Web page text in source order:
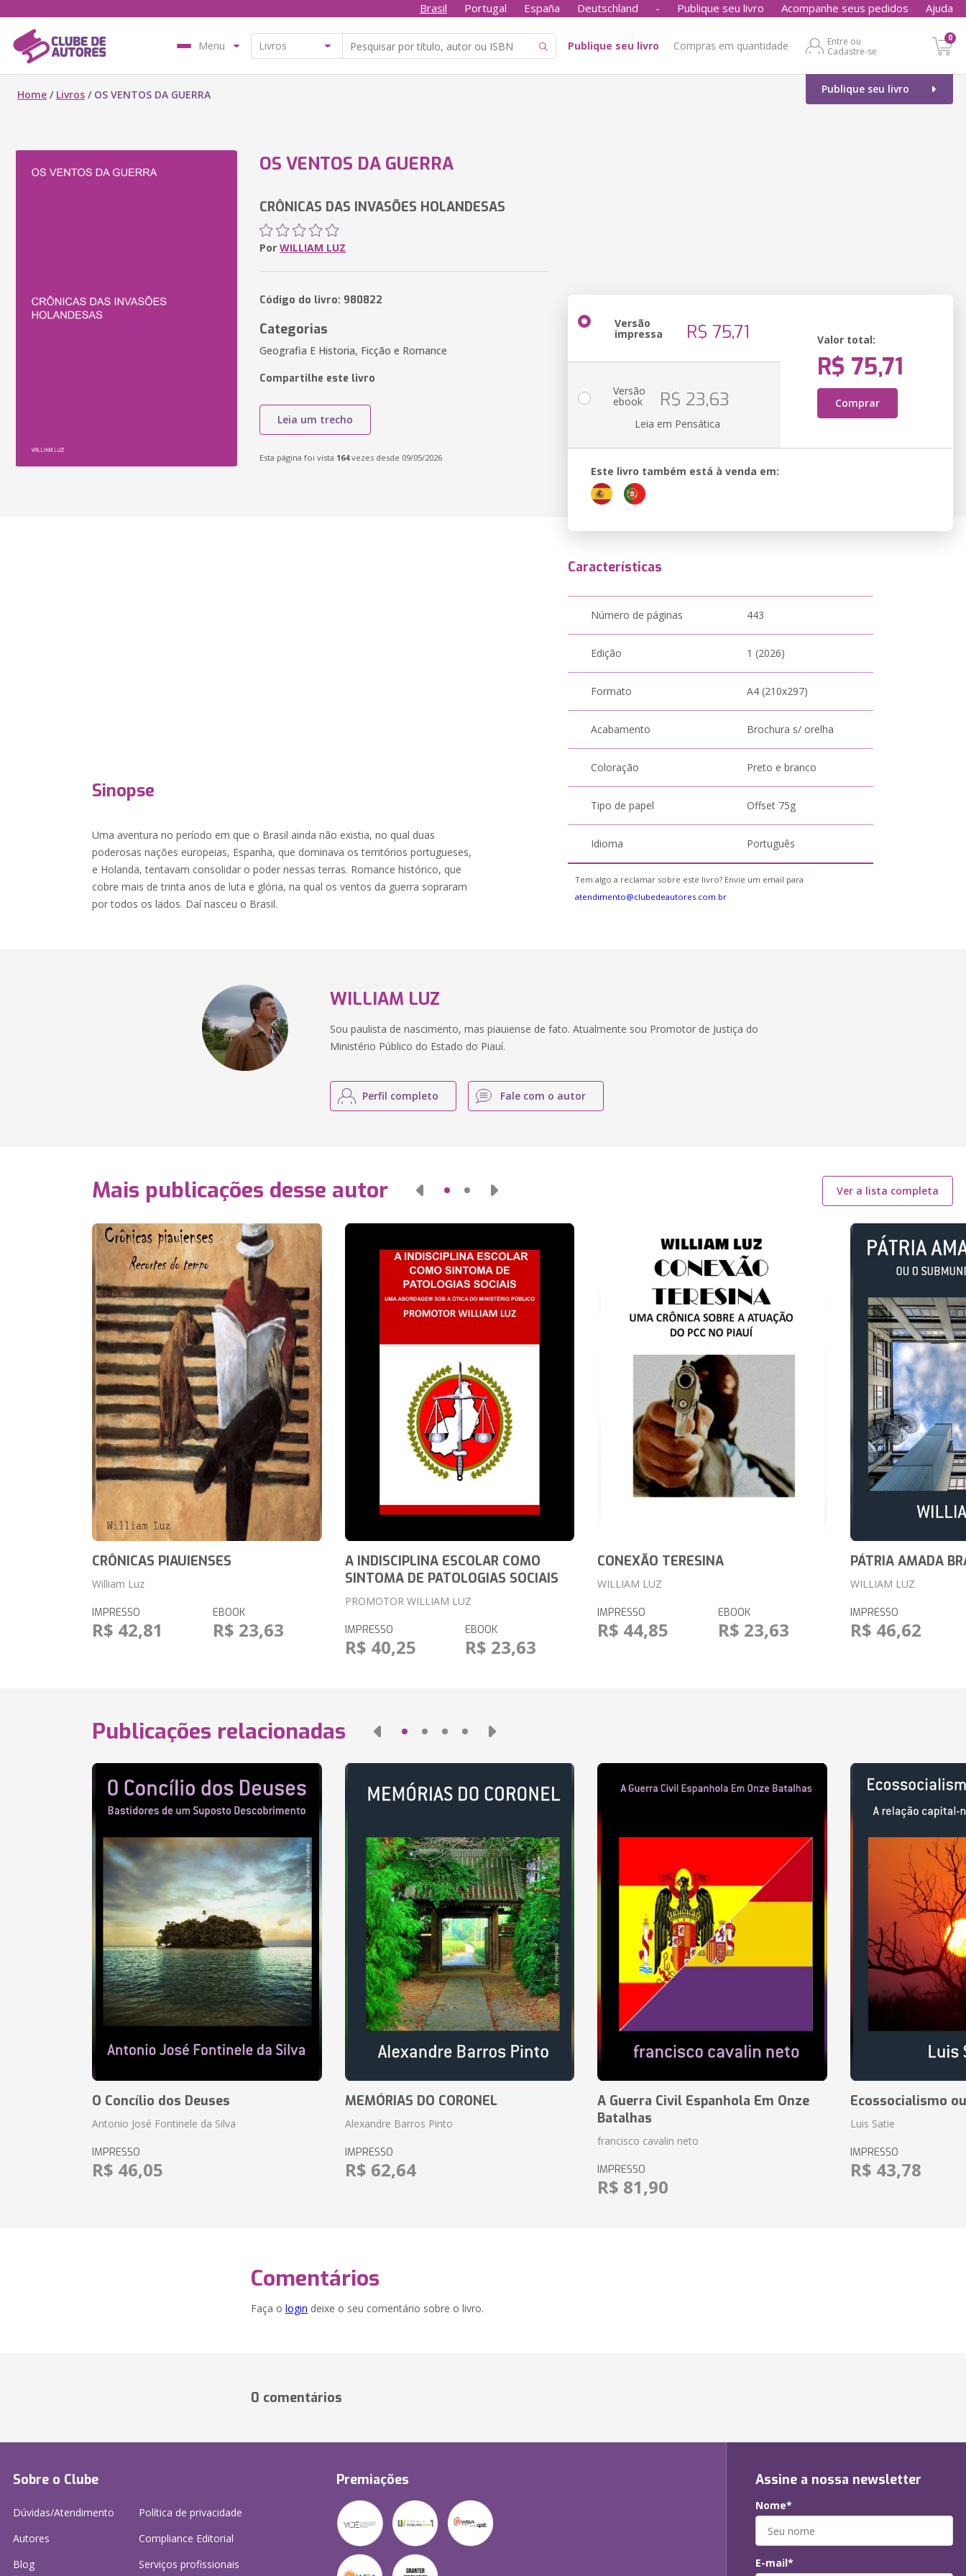
Brasil Portugal España Deutschland - Publique seu livro Acompanhe seus pedidos Ajuda
Menu Publique seu livro Compras em quantidade
Entre ou
Cadastre-se
0
Publique seu livro
Home / Livros / OS VENTOS DA GUERRA
OS VENTOS DA GUERRA
CRÔNICAS DAS INVASÕES HOLANDESAS
Por WILLIAM LUZ
Código do livro: 980822
Categorias
Geografia E Historia, Ficção e Romance
Compartilhe este livro
Leia um trecho
Esta página foi vista 164vezes desde 09/05/2026
Versão
impressa R$ 75,71 Valor total:
R$ 75,71
Comprar
Versão
ebook R$ 23,63
Leia em Pensática
Este livro também está à venda em:
Sinopse
Uma aventura no período em que o Brasil ainda não existia, no qual duas
poderosas nações europeias, Espanha, que dominava os territórios portugueses,
e Holanda, tentavam consolidar o poder nessas terras. Romance histórico, que
cobre mais de trinta anos de luta e glória, na qual os ventos da guerra sopraram
por todos os lados. Daí nasceu o Brasil.
Características
Número de páginas 443
Edição 1 (2026)
Formato A4 (210x297)
Acabamento Brochura s/ orelha
Coloração Preto e branco
Tipo de papel Offset 75g
Idioma Português
Tem algo a reclamar sobre este livro? Envie um email para
atendimento@clubedeautores.com.br
WILLIAM LUZ
Sou paulista de nascimento, mas piauiense de fato. Atualmente sou Promotor de Justiça do
Ministério Público do Estado do Piauí.
Perfil completo Fale com o autor
Mais publicações desse autor Ver a lista completa
CRÔNICAS PIAUIENSES
William Luz
IMPRESSO
R$ 42,81
EBOOK
R$ 23,63
A INDISCIPLINA ESCOLAR COMO
SINTOMA DE PATOLOGIAS SOCIAIS
PROMOTOR WILLIAM LUZ
IMPRESSO
R$ 40,25
EBOOK
R$ 23,63
CONEXÃO TERESINA
WILLIAM LUZ
IMPRESSO
R$ 44,85
EBOOK
R$ 23,63
PÁTRIA AMADA
WILLIAM LUZ
IMPRESSO
R$ 46,62
Publicações relacionadas
O Concílio dos Deuses
Antonio José Fontinele da Silva
IMPRESSO
R$ 46,05
MEMÓRIAS DO CORONEL
Alexandre Barros Pinto
IMPRESSO
R$ 62,64
A Guerra Civil Espanhola Em Onze
Batalhas
francisco cavalin neto
IMPRESSO
R$ 81,90
Ecossocialismo
Luis Satie
IMPRESSO
R$ 43,78
Comentários
Faça o login deixe o seu comentário sobre o livro.
0 comentários
Sobre o Clube
Dúvidas/Atendimento
Autores
Blog
Política de privacidade
Compliance Editorial
Serviços profissionais
Premiações Assine a nossa newsletter
Nome*
E-mail*